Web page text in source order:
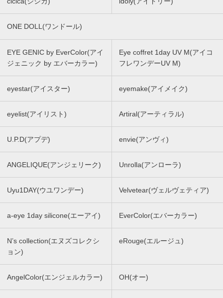
ONE DOLL(ワンドール)
EYE GENIC by EverColor(アイ
ジェニック by エバーカラー)
Eye coffret 1day UV M(アイコ
フレワンデーUV M)
eyestar(アイスター) eyemake(アイメイク)
eyelist(アイリスト) Artiral(アーティラル)
U.P.D(アプデ) envie(アンヴィ)
ANGELIQUE(アンジェリーク) Unrolla(アンローラ)
Uyu1DAY(ウユワンデー) Velvetear(ヴェルヴェティア)
a-eye 1day silicone(エーアイ) EverColor(エバーカラー)
N’s collection(エヌズコレクシ
ョン)
eRouge(エルージュ)
AngelColor(エンジェルカラー) OH(オー)